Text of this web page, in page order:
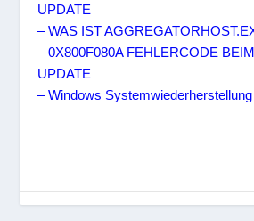
UPDATE
– WAS IST
– 0X800F080A FEHLERCODE
UPDATE
– Windows